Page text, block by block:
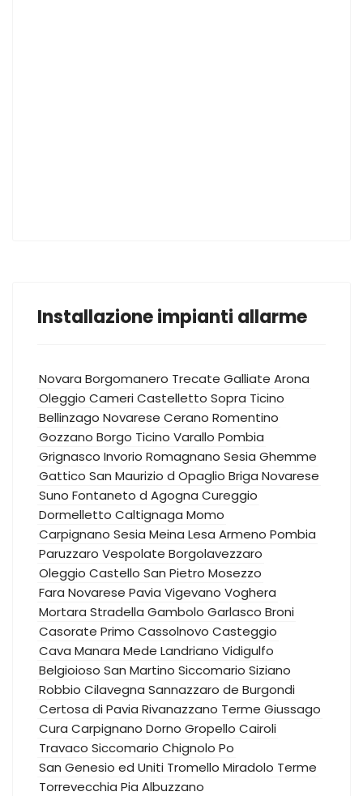
Installazione impianti allarme
Novara Borgomanero Trecate Galliate Arona
Oleggio CameriCastelletto Sopra Ticino
Bellinzago Novarese Cerano Romentino
Gozzano Borgo Ticino Varallo Pombia
Grignasco Invorio Romagnano Sesia Ghemme
Gattico San Maurizio d Opaglio Briga Novarese
Suno Fontaneto d Agogna Cureggio
Dormelletto Caltignaga Momo
Carpignano Sesia Meina Lesa Armeno Pombia
Paruzzaro Vespolate Borgolavezzaro
Oleggio Castello San Pietro Mosezzo
Fara Novarese Pavia Vigevano Voghera
Mortara Stradella Gambolo Garlasco Broni
Casorate Primo Cassolnovo Casteggio
Cava Manara Mede Landriano Vidigulfo
Belgioioso San Martino Siccomario Siziano
Robbio Cilavegna Sannazzaro de Burgondi
Certosa di Pavia Rivanazzano Terme Giussago
Cura Carpignano Dorno Gropello Cairoli
Travaco Siccomario Chignolo Po
San Genesio ed Uniti Tromello Miradolo Terme
Torrevecchia Pia Albuzzano